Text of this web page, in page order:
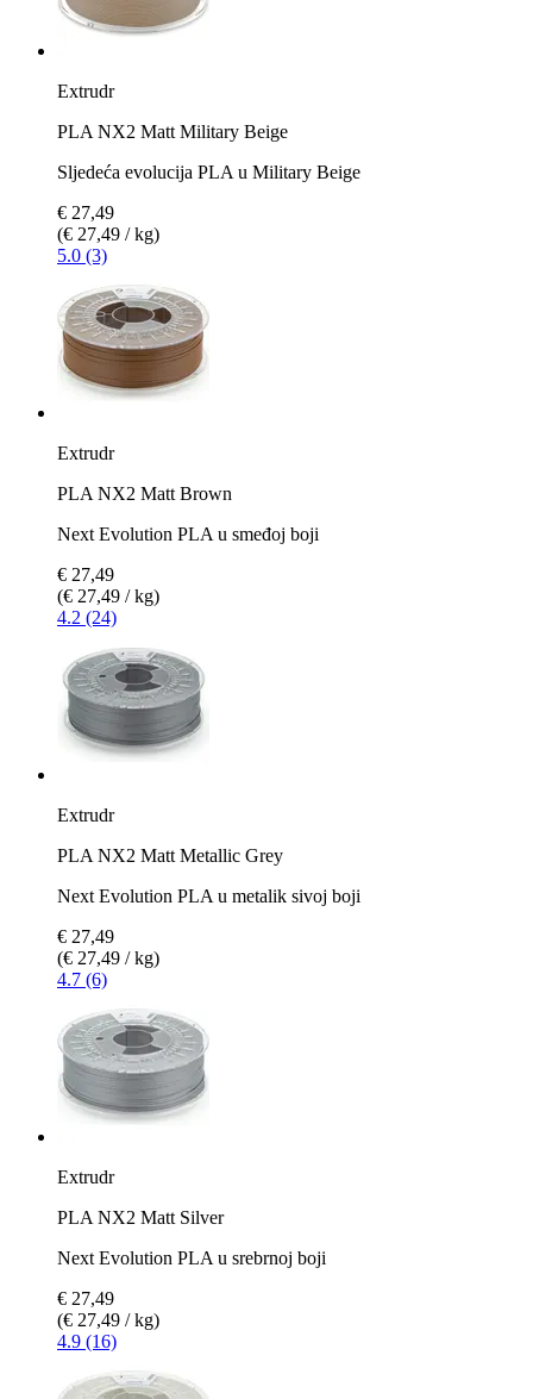
Extrudr
PLA NX2 Matt Military Beige
Sljedeća evolucija PLA u Military Beige
€ 27,49
(€ 27,49 / kg)
5.0 (3)
Extrudr
PLA NX2 Matt Brown
Next Evolution PLA u smeđoj boji
€ 27,49
(€ 27,49 / kg)
4.2 (24)
Extrudr
PLA NX2 Matt Metallic Grey
Next Evolution PLA u metalik sivoj boji
€ 27,49
(€ 27,49 / kg)
4.7 (6)
Extrudr
PLA NX2 Matt Silver
Next Evolution PLA u srebrnoj boji
€ 27,49
(€ 27,49 / kg)
4.9 (16)